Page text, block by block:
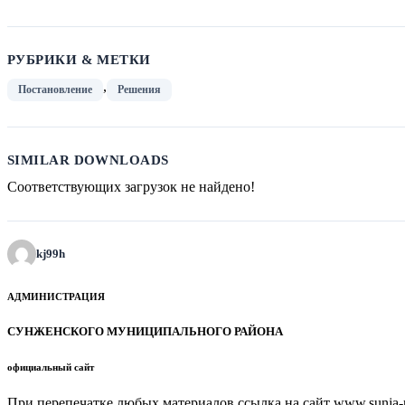
РУБРИКИ & МЕТКИ
Постановление , Решения
SIMILAR DOWNLOADS
Соответствующих загрузок не найдено!
kj99h
АДМИНИСТРАЦИЯ
СУНЖЕНСКОГО МУНИЦИПАЛЬНОГО РАЙОНА
официальный сайт